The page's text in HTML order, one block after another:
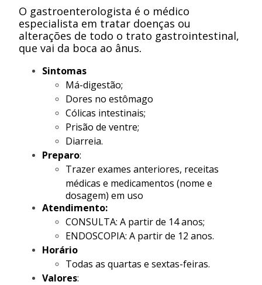
O gastroenterologista é o médico
especialista em tratar doenças ou
alterações de todo o trato gastrointestinal,
que vai da boca ao ânus.
Sintomas
Má-digestão;
Dores no estômago
Cólicas intestinais;
Prisão de ventre;
Diarreia.
Preparo:
Trazer exames anteriores, receitas
médicas e medicamentos (nome e
dosagem) em uso
Atendimento:
CONSULTA: A partir de 14 anos;
ENDOSCOPIA: A partir de 12 anos.
Horário
Todas as quartas e sextas-feiras.
Valores: